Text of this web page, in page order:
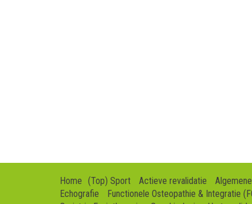
Home (Top) Sport Actieve revalidatie
Echografie
Functionele Osteopathie & Integratie